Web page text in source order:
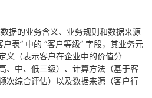
据的业务含义、业务规则和数据来源
表” 中的 “客户等级” 字段，其业务元
义（表示客户在企业中的价值分
、中、低三级）、计算方法（基于客
次综合评估）以及数据来源（客户行